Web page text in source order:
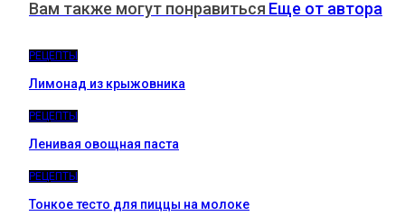
Вам также могут понравиться Еще от автора
РЕЦЕПТЫ
Лимонад из крыжовника
РЕЦЕПТЫ
Ленивая овощная паста
РЕЦЕПТЫ
Тонкое тесто для пиццы на молоке